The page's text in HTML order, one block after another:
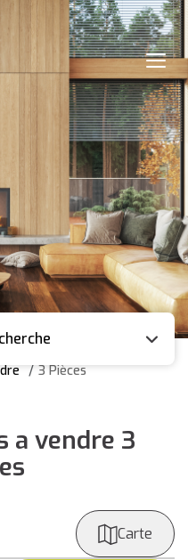
3 Pièces
a vendre 3
Carte